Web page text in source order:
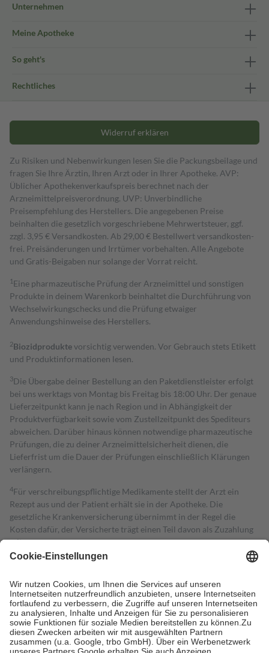
Unternehmen
Meine Apotheke
So geht's
Rechtliches
Widerruf erklären
Zu Risiken und Nebenwirkungen lesen Sie die Packungsbeilage und
fragen Sie Ihre Ärztin, Ihren Arzt oder in Ihrer Apotheke. AVP:
Üblicher Apothekenverkaufspreis berechnet nach der
Arzneimittelpreisverordnung. UVP: Unverbindliche
Preisempfehlung des Herstellers. Die angegebenen Preise
beinhalten die gesetzlich vorgeschriebene Mehrwertsteuer, ggf.
zzgl. 3,95 € Versandkosten. Ab 29,00 € Bestell­wert versand­kosten­
frei. Preisänderungen und Irrtümer vorbehalten. Alle Angebote
und Gratis-Beigaben nur solange der Vorrat reicht.
1 Eine pharmazeutische Prüfung der Arzneimittel und sonstigen
Produkte in deinem Warenkorb beinhaltet die Durchführung von
Wechselwirkungschecks und die Prüfung etwaiger
Anwendungshinweise des Herstellers.
2Biozidproduktevorsichtig verwenden. Vor Gebrauch stets Etikett
und Produktinformationen lesen.
3Die Übergabe deiner Bestellung an den Paketdienstleister erfolgt
bei uns werktags von Montag bis Freitag bis 18:00 Uhr. Der genaue
Lieferzeitpunkt kann je nach Region und in Abhängigkeit der
Produktverfügbarkeit sowie vom Zustellzeitpunkt des Spediteurs
abweichen. Darüber hinaus können notwendige pharmazeutische
Prüfungen, die zu deiner Arzneimittelsicherheit dienen, die
Lieferfrist um die Dauer der Prüfungen einschließlich Klärungen
verlängern.
4Für verschreibungspflichtige Medikamente stellt der Arzt ein
Rezept aus und der Patient erhält sie in der Apotheke. Die
gesetzliche Krankenversicherung übernimmt in der Regel die
Kosten dafür, der Versicherte trägt einen Teil davon als Zuzahlung
mit.
Grundsätzlich leisten Mitglieder Zuzahlungen in Höhe von zehn
höchstens zehn Euro.
Es sind jedoch nie mehr als die tatsächlichen
Kosten der Leistung zu entrichten.
Diese Regeln gelten grundsätzlich auch für Online-Apotheken.
Bei Heilmitteln und häuslicher Krankenpflege beträgt die
Zuzahlung zehn Prozent der Kosten sowie zehn Euro je
Verordnung.